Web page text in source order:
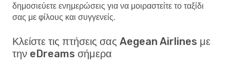
δημοσιεύετε ενημερώσεις για να μοιραστείτε το ταξίδι
σας με φίλους και συγγενείς.
Κλείστε τις πτήσεις σας Aegean Airlines με
την eDreams σήμερα